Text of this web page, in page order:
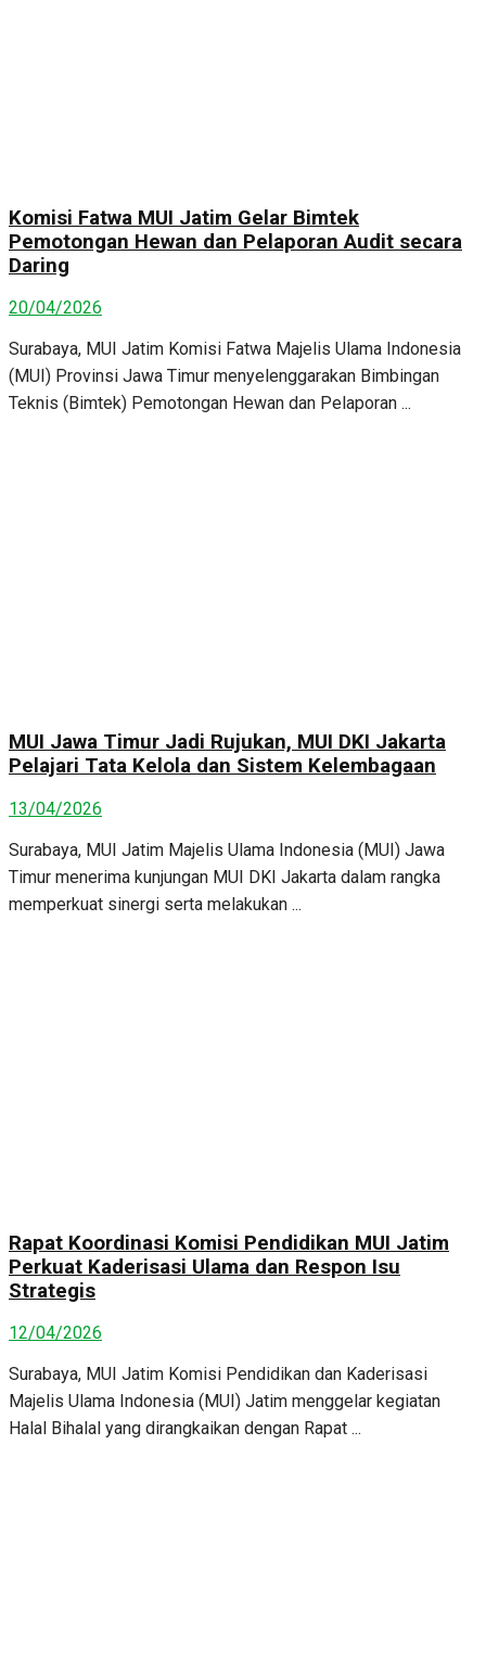
Komisi Fatwa MUI Jatim Gelar Bimtek
Pemotongan Hewan dan Pelaporan Audit secara
Daring
20/04/2026
Surabaya, MUI Jatim Komisi Fatwa Majelis Ulama Indonesia
(MUI) Provinsi Jawa Timur menyelenggarakan Bimbingan
Teknis (Bimtek) Pemotongan Hewan dan Pelaporan ...
MUI Jawa Timur Jadi Rujukan, MUI DKI Jakarta
Pelajari Tata Kelola dan Sistem Kelembagaan
13/04/2026
Surabaya, MUI Jatim Majelis Ulama Indonesia (MUI) Jawa
Timur menerima kunjungan MUI DKI Jakarta dalam rangka
memperkuat sinergi serta melakukan ...
Rapat Koordinasi Komisi Pendidikan MUI Jatim
Perkuat Kaderisasi Ulama dan Respon Isu
Strategis
12/04/2026
Surabaya, MUI Jatim Komisi Pendidikan dan Kaderisasi
Majelis Ulama Indonesia (MUI) Jatim menggelar kegiatan
Halal Bihalal yang dirangkaikan dengan Rapat ...